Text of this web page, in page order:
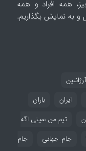
همه افراد و همه
و به نمایش بگذاریم.
آرژانتین
ایران
باران
تیم من سیتی اگه
جام_جهانی جام